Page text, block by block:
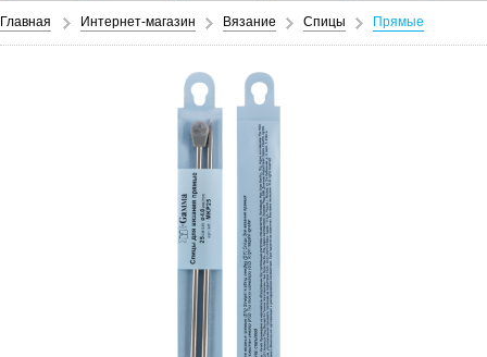
Главная Интернет-магазин Вязание Спицы Прямые